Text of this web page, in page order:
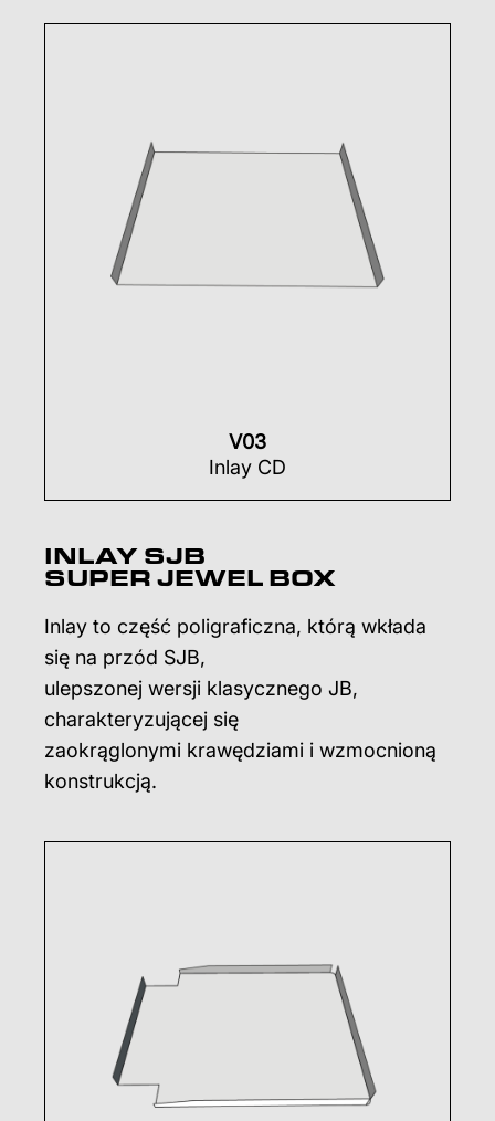
V03
Inlay CD
INLAY SJB
SUPER JEWEL BOX
Inlay to część poligraficzna, którą wkłada
się na przód SJB,
ulepszonej wersji klasycznego JB,
charakteryzującej się
zaokrąglonymi krawędziami i wzmocnioną
konstrukcją.